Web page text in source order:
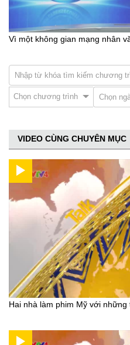
Vì một không gian mạng nhân
Chọn chương trình
VIDEO CÙNG CHUYÊN MỤC
Hai nhà làm phim Mỹ với